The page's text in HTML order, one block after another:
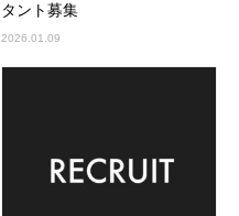
タント募集
2026.01.09